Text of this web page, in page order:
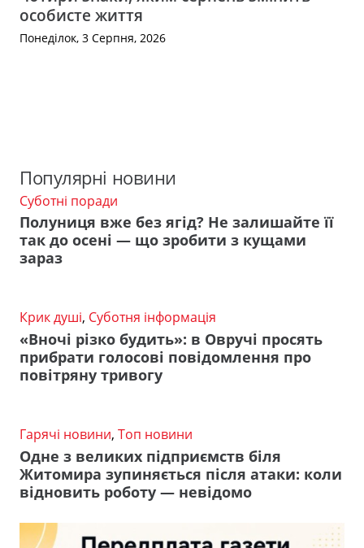
особисте життя
Понеділок, 3 Серпня, 2026
Популярні новини
Суботні поради
Полуниця вже без ягід? Не залишайте її
так до осені — що зробити з кущами
зараз
Крик душі, Суботня інформація
«Вночі різко будить»: в Овручі просять
прибрати голосові повідомлення про
повітряну тривогу
Гарячі новини, Топ новини
Одне з великих підприємств біля
Житомира зупиняється після атаки: коли
відновить роботу — невідомо